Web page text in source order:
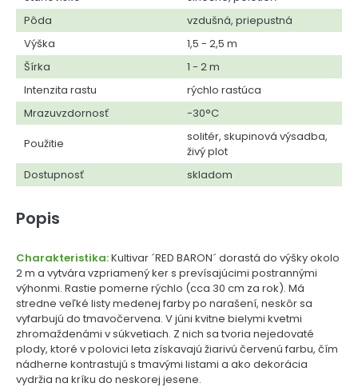
Pôda
vzdušná, priepustná
Výška
1,5 - 2,5 m
Šírka
1 - 2 m
Intenzita rastu
rýchlo rastúca
Mrazuvzdornosť
-30°C
Použitie
solitér, skupinová výsadba,
živý plot
Dostupnosť
skladom
Popis
Charakteristika:Kultivar ´RED BARON´ dorastá do výšky okolo
2 m a vytvára vzpriamený ker s prevísajúcimi postrannými
výhonmi. Rastie pomerne rýchlo (cca 30 cm za rok). Má
stredne veľké listy medenej farby po narašení, neskôr sa
vyfarbujú do tmavočervena. V júni kvitne bielymi kvetmi
zhromaždenámi v súkvetiach. Z nich sa tvoria nejedovaté
plody, ktoré v polovici leta získavajú žiarivú červenú farbu, čím
nádherne kontrastujú s tmavými listami a ako dekorácia
vydržia na kríku do neskorej jesene.